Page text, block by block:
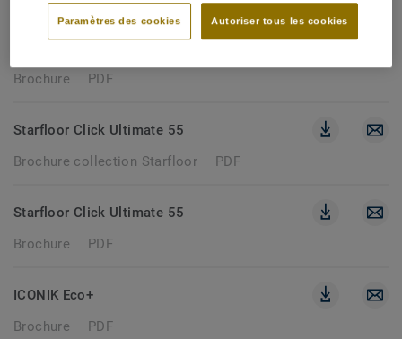
Brochure
PDF
Starfloor Click Ultimate 55
Brochure collection Starfloor
PDF
Starfloor Click Ultimate 55
Brochure
PDF
ICONIK Eco+
Brochure
PDF
Paramètres des cookies Autoriser tous les cookies